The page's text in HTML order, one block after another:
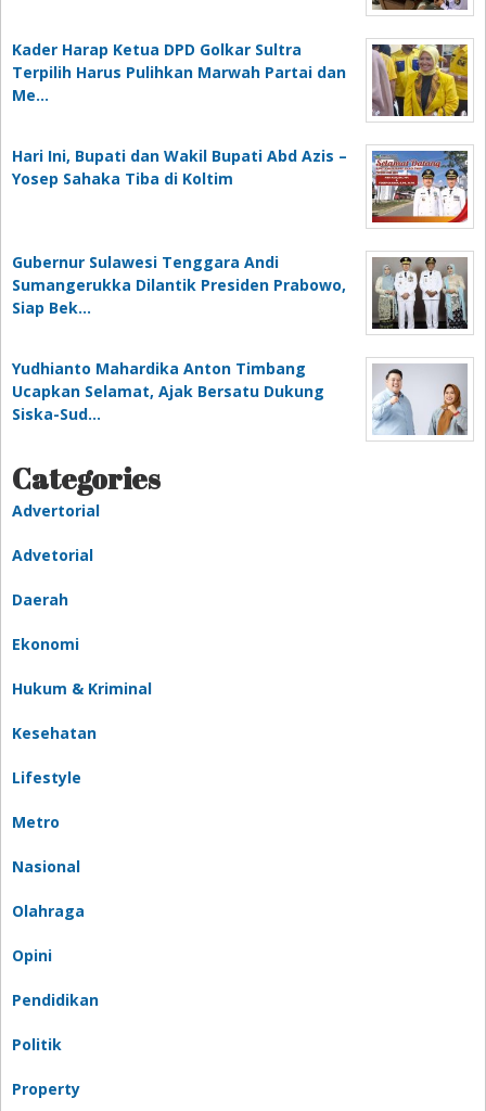
Kader Harap Ketua DPD Golkar Sultra
Terpilih Harus Pulihkan Marwah Partai dan
Me…
Hari Ini, Bupati dan Wakil Bupati Abd Azis –
Yosep Sahaka Tiba di Koltim
Gubernur Sulawesi Tenggara Andi
Sumangerukka Dilantik Presiden Prabowo,
Siap Bek…
Yudhianto Mahardika Anton Timbang
Ucapkan Selamat, Ajak Bersatu Dukung
Siska-Sud…
Categories
Advertorial
Advetorial
Daerah
Ekonomi
Hukum & Kriminal
Kesehatan
Lifestyle
Metro
Nasional
Olahraga
Opini
Pendidikan
Politik
Property